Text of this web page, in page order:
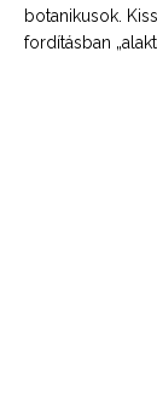
botanikusok.
fordításban